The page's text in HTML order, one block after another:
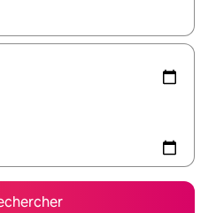
utilisez les flèches vers le